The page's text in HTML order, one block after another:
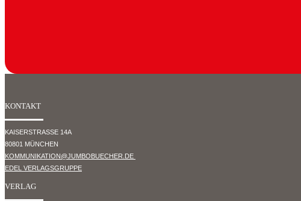
KONTAKT
KAISERSTRASSE 14A
80801 MÜNCHEN
KOMMUNIKATION@JUMBOBUECHER.DE
EDEL VERLAGSGRUPPE
VERLAG